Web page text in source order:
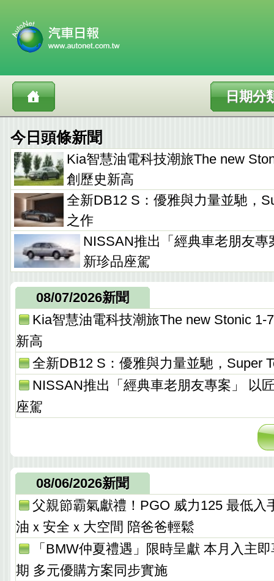
日期分
今日頭條新聞
Kia智慧油電科技潮旅The new
創歷史新高
全新DB12 S：優雅與力量並馳，
之作
NISSAN推出「經典車老朋友專
新珍品座駕
08/07/2026新聞
Kia智慧油電科技潮旅The new Stonic 1-
新高
全新DB12 S：優雅與力量並馳，Super
NISSAN推出「經典車老朋友專案」 以
座駕
08/06/2026新聞
父親節霸氣獻禮！PGO 威力125 最低入
油ｘ安全ｘ大空間 陪爸爸輕鬆
「BMW仲夏禮遇」限時呈獻 本月入主
期 多元優購方案同步實施